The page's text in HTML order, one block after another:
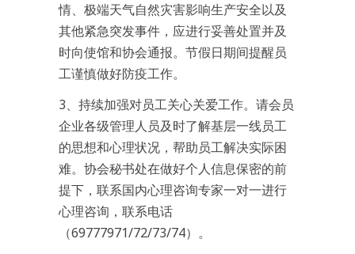
情、极端天气自然灾害影响生产安全以及
其他紧急突发事件，应进行妥善处置并及
时向使馆和协会通报。节假日期间提醒员
工谨慎做好防疫工作。
3、持续加强对员工关心关爱工作。请会员
企业各级管理人员及时了解基层一线员工
的思想和心理状况，帮助员工解决实际困
难。协会秘书处在做好个人信息保密的前
提下，联系国内心理咨询专家一对一进行
心理咨询，联系电话
（69777971/72/73/74）。